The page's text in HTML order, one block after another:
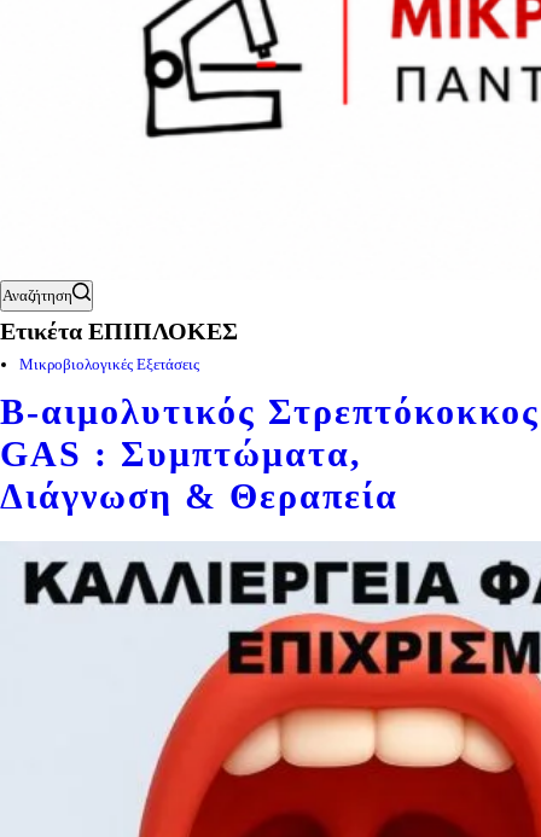
Αναζήτηση
Ετικέτα ΕΠΙΠΛΟΚΕΣ
Μικροβιολογικές Εξετάσεις
Β-αιμολυτικός Στρεπτόκοκκος
GAS : Συμπτώματα,
Διάγνωση & Θεραπεία